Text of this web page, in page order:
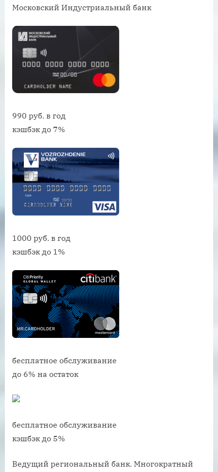
Московский Индустриальный банк
990 руб. в год
кэшбэк до 7%
1000 руб. в год
кэшбэк до 1%
бесплатное обслуживание
до 6% на остаток
бесплатное обслуживание
кэшбэк до 5%
Ведущий региональный банк. Многократный